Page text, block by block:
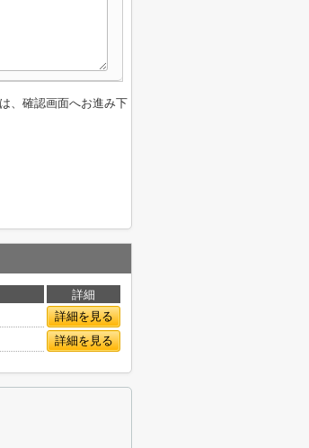
、確認画面へお進み下
詳細
詳細を見る
詳細を見る